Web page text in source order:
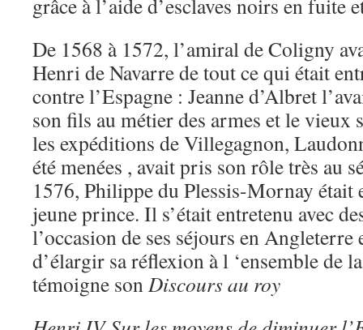
grâce à l’aide d’esclaves noirs en fuite
De 1568 à 1572, l’amiral de Coligny
Henri de Navarre de tout ce qui était
contre l’Espagne : Jeanne d’Albret
son fils au métier des armes et le vieux
les expéditions de Villegagnon,
été menées , avait pris son rôle très au
1576, Philippe du Plessis-Mornay était
jeune prince. Il s’était entretenu avec
l’occasion de ses séjours en Angleterre
d’élargir sa réflexion à l ‘ensemble de
témoigne sonDiscours au roy